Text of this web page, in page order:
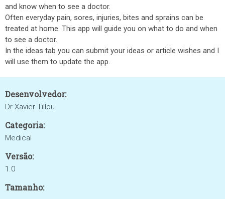
and know when to see a doctor.
Often everyday pain, sores, injuries, bites and sprains can be
treated at home. This app will guide you on what to do and when
to see a doctor.
In the ideas tab you can submit your ideas or article wishes and I
will use them to update the app.
Desenvolvedor:
Dr Xavier Tillou
Categoria:
Medical
Versão:
1.0
Tamanho: